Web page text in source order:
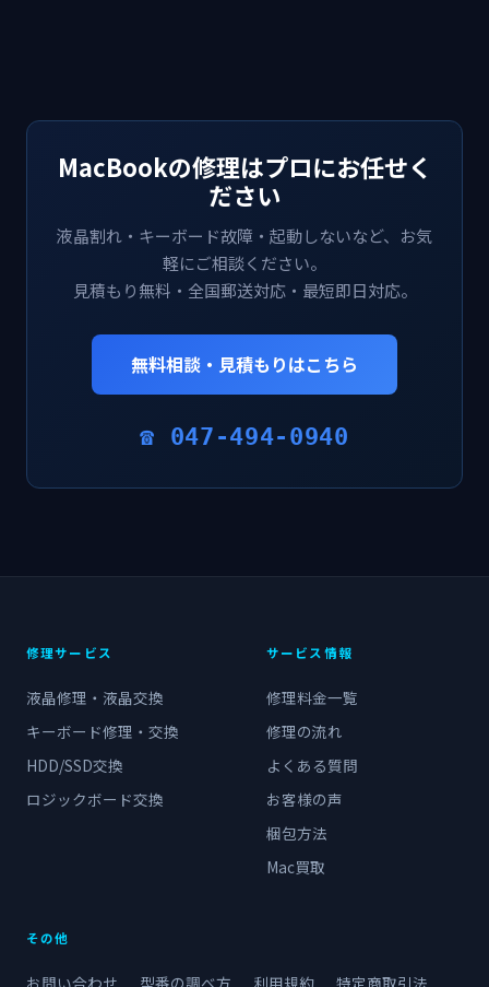
MacBookの修理はプロにお任せく
ださい
液晶割れ・キーボード故障・起動しないなど、お気
軽にご相談ください。
見積もり無料・全国郵送対応・最短即日対応。
無料相談・見積もりはこちら
☎ 047-494-0940
修理サービス
液晶修理・液晶交換
キーボード修理・交換
HDD/SSD交換
ロジックボード交換
サービス情報
修理料金一覧
修理の流れ
よくある質問
お客様の声
梱包方法
Mac買取
その他
お問い合わせ 型番の調べ方 利用規約 特定商取引法